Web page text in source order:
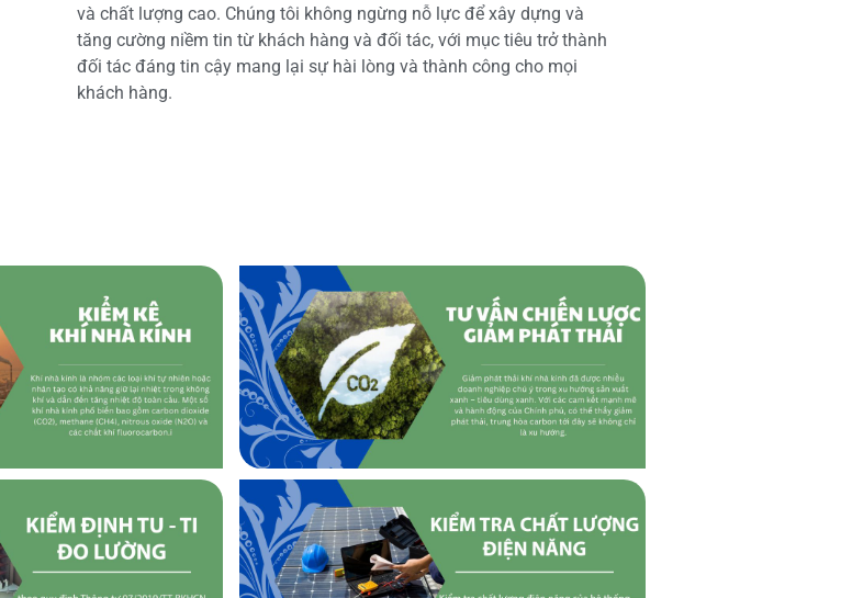
và chất lượng cao. Chúng tôi không ngừng nỗ lực để xây dựng và
tăng cường niềm tin từ khách hàng và đối tác, với mục tiêu trở thành
đối tác đáng tin cậy mang lại sự hài lòng và thành công cho mọi
khách hàng.